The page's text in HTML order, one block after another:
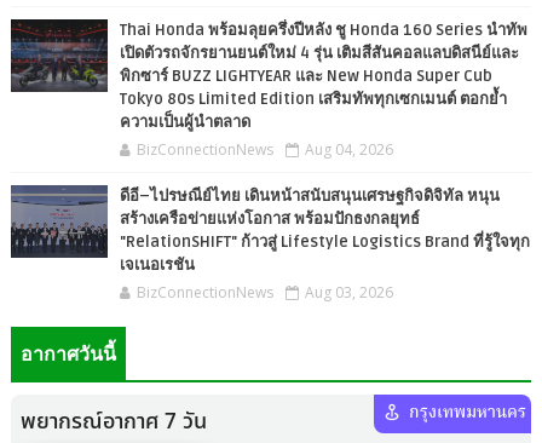
Thai Honda พร้อมลุยครึ่งปีหลัง ชู Honda 160 Series นำทัพ
เปิดตัวรถจักรยานยนต์ใหม่ 4 รุ่น เติมสีสันคอลแลบดิสนีย์และ
พิกซาร์ BUZZ LIGHTYEAR และ New Honda Super Cub
Tokyo 80s Limited Edition เสริมทัพทุกเซกเมนต์ ตอกย้ำ
ความเป็นผู้นำตลาด
BizConnectionNews Aug 04, 2026
ดีอี–ไปรษณีย์ไทย เดินหน้าสนับสนุนเศรษฐกิจดิจิทัล หนุน
สร้างเครือข่ายแห่งโอกาส พร้อมปักธงกลยุทธ์
"RelationSHIFT" ก้าวสู่ Lifestyle Logistics Brand ที่รู้ใจทุก
เจเนอเรชัน
BizConnectionNews Aug 03, 2026
อากาศวันนี้